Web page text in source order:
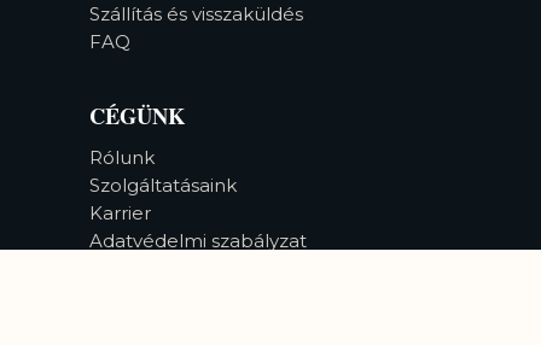
Szállítás és visszaküldés
FAQ
CÉGÜNK
Rólunk
Szolgáltatásaink
Karrier
Adatvédelmi szabályzat